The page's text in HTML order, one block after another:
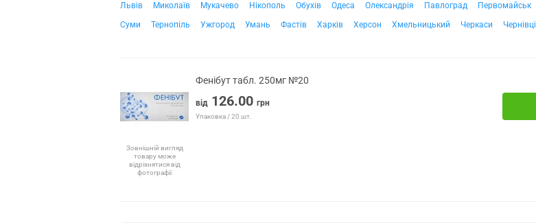
Львів
Миколаїв Мукачево Нікополь Обухів Одеса Олександрія Павлоград Первомайськ
Суми
Тернопіль Ужгород Умань Фастів Харків Херсон Хмельницький Черкаси Чернівці
Зовнішній вигляд
товару може
відрізнятися від
фотографії
Фенібут табл. 250мг №20
від 126.00 грн
Упаковка / 20 шт.